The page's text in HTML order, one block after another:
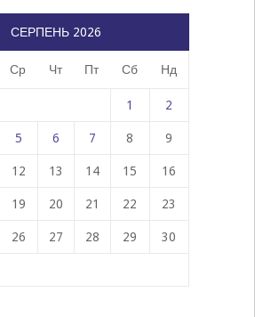
СЕРПЕНЬ 2026
Ср Чт Пт Сб Нд
1 2
5 6 7 8 9
12 13 14 15 16
19 20 21 22 23
26 27 28 29 30